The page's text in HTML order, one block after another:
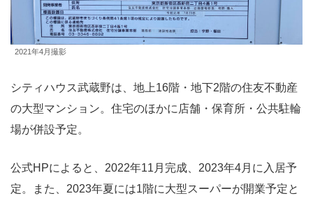
2021年4月撮影
シティハウス武蔵野は、地上16階・地下2階の住友不動産
の大型マンション。住宅のほかに店舗・保育所・公共駐輪
場が併設予定。
公式HPによると、2022年11月完成、2023年4月に入居予
定。また、2023年夏には1階に大型スーパーが開業予定と